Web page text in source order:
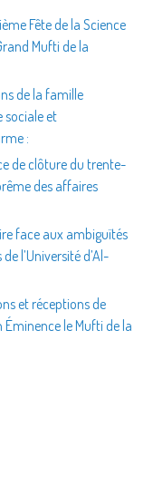
Fête de la Science
Mufti de la
de la famille
sociale et
:
de clôture du trente-
des affaires
face aux ambiguïtés
l’Université d’Al-
et réceptions de
le Mufti de la